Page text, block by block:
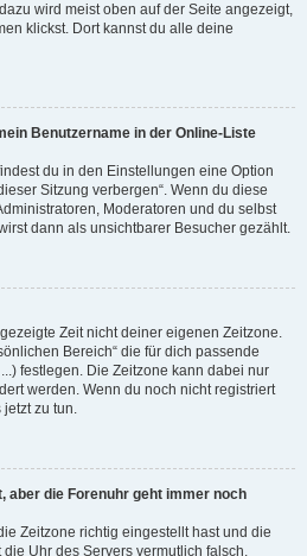
wird meist oben auf der Seite angezeigt,
klickst. Dort kannst du alle deine
Benutzername in der Online-Liste
du in den Einstellungen eine Option
Sitzung verbergen“. Wenn du diese
Moderatoren und du selbst
dann als unsichtbarer Besucher gezählt.
Zeit nicht deiner eigenen Zeitzone.
Bereich“ die für dich passende
festlegen. Die Zeitzone kann dabei nur
werden. Wenn du noch nicht registriert
jetzt zu tun.
aber die Forenuhr geht immer noch
Zeitzone richtig eingestellt hast und die
Uhr des Servers vermutlich falsch.